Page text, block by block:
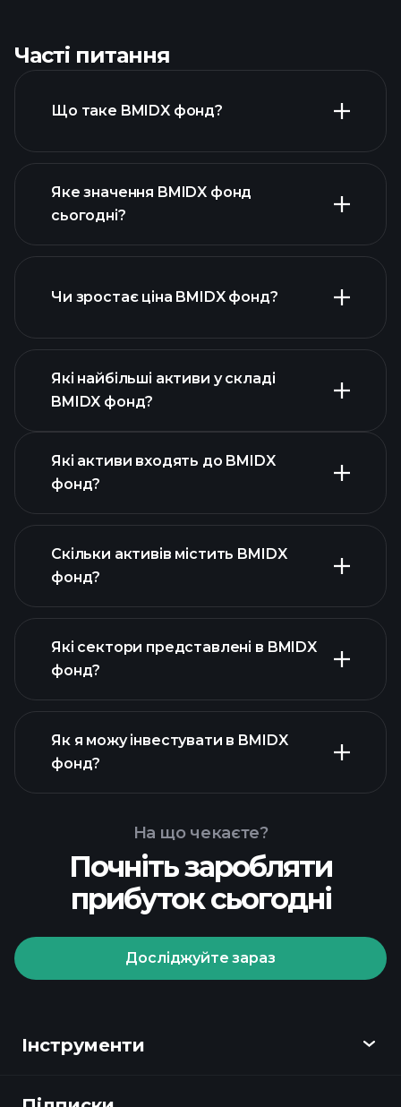
Часті питання
Що таке BMIDX фонд?
Яке значення BMIDX фонд
сьогодні?
розширеній
діаграмі
Чи зростає ціна BMIDX фонд?
Які найбільші активи у складі
BMIDX фонд?
активів BMIDX фонд
Які активи входять до BMIDX
фонд?
BMIDX фонд
Скільки активів містить BMIDX
фонд?
Які сектори представлені в BMIDX
фонд?
Як я можу інвестувати в BMIDX
фонд?
Playtrade Tournaments
На що чекаєте?
Почніть заробляти
прибуток сьогодні
Досліджуйте зараз
Інструменти